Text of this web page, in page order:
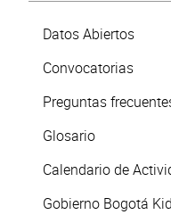
Datos Abiertos
Convocatorias
Preguntas
Glosario
Calendario de
Gobierno Bogotá